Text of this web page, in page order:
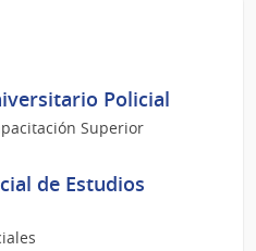
Policial
Superior
de Estudios